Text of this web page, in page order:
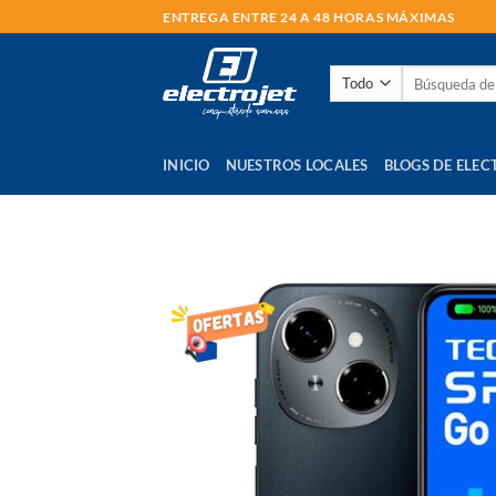
al
ENTREGA ENTRE 24 A 48 HORAS MÁXIMAS
INICIO NUESTROS LOCALES BLOGS DE